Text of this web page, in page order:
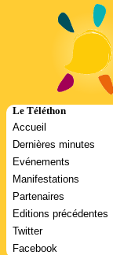
Le Téléthon
Accueil
Dernières minutes
Evénements
Manifestations
Partenaires
Editions précédentes
Twitter
Facebook